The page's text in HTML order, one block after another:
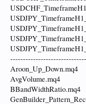
Aroon_Up_Down.mq4
AvgVolume.mq4
BBandWidthRatio.mq4